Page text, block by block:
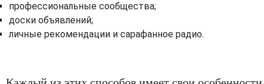
профессиональные сообщества;
доски объявлений;
личные рекомендации и сарафанное радио.